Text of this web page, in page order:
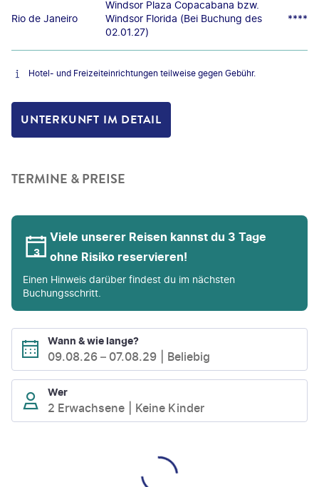
Rio de Janeiro
Windsor Plaza Copacabana bzw.
Windsor Florida (Bei Buchung des
02.01.27)
****
Hotel- und Freizeiteinrichtungen teilweise gegen Gebühr.
UNTERKUNFT IM DETAIL
TERMINE & PREISE
Viele unserer Reisen kannst du 3 Tage
ohne Risiko reservieren!
Einen Hinweis darüber findest du im nächsten
Buchungsschritt.
Wann & wie lange?
09.08.26 – 07.08.29 Beliebig
Wer
2 Erwachsene Keine Kinder